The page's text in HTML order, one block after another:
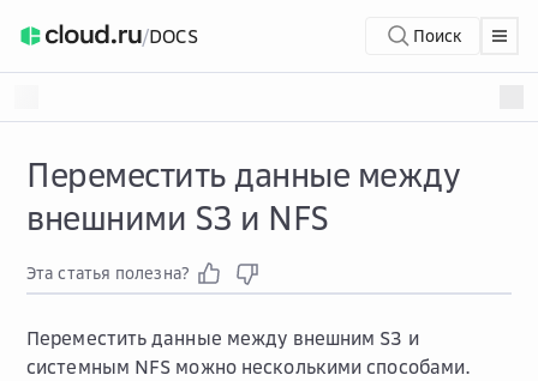
/DOCS Поиск
Переместить данные между
внешними S3 и NFS
Эта статья полезна?
Переместить данные между внешним S3 и
системным NFS можно несколькими способами.